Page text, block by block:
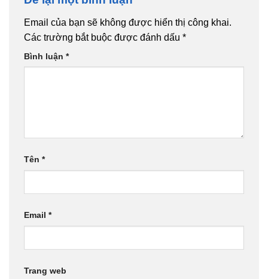
Email của bạn sẽ không được hiển thị công khai.
Các trường bắt buộc được đánh dấu *
Bình luận *
Tên *
Email *
Trang web